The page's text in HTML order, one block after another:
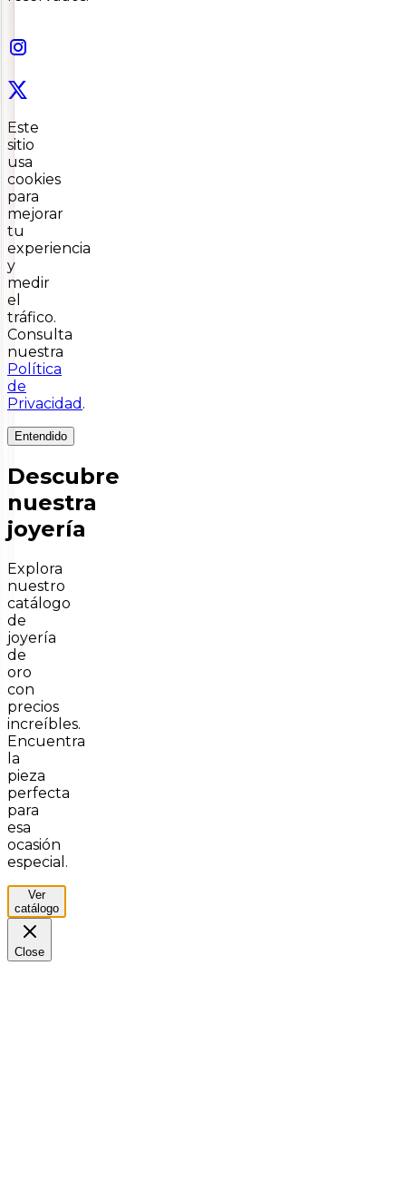
Este
sitio
usa
cookies
para
mejorar
tu
experiencia
y
medir
el
tráfico.
Consulta
nuestra
Política
de
Privacidad .
Entendido
Descubre
nuestra
joyería
Explora
nuestro
catálogo
de
joyería
de
oro
con
precios
increíbles.
Encuentra
la
pieza
perfecta
para
esa
ocasión
especial.
Ver
catálogo
Close